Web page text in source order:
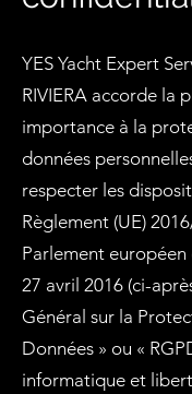
YES Yacht Expert
RIVIERA accorde la
importance à la
données
respecter les
Règlement (UE)
Parlement
27 avril 2016 (ci-
Général sur la
Données » ou «
informatique et